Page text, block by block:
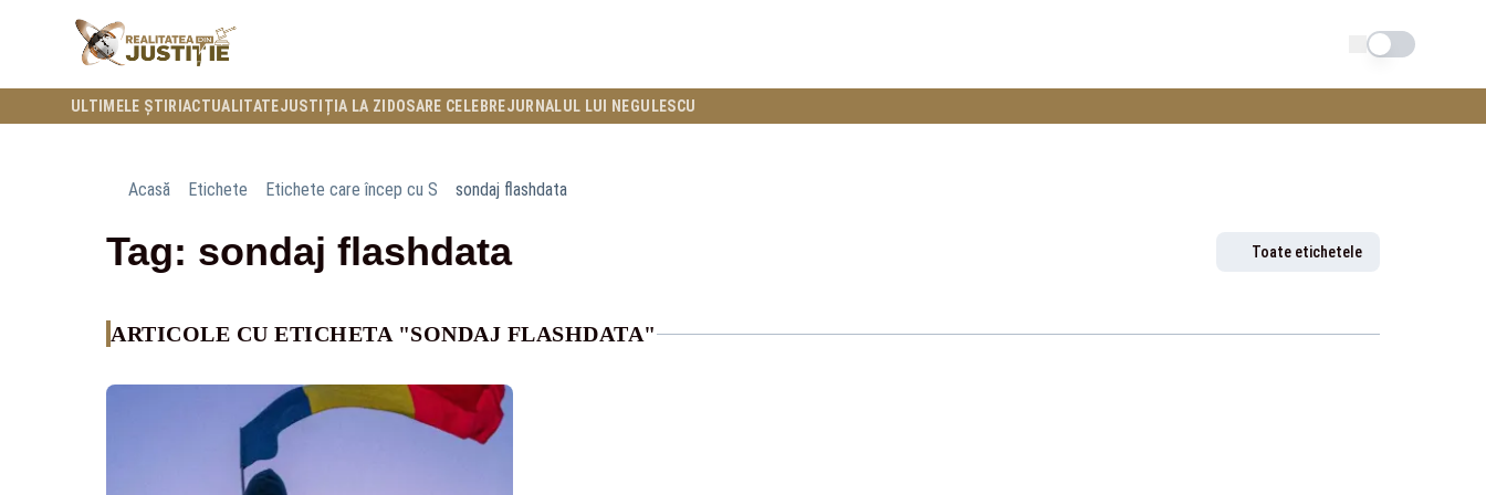
Schimba tema
ULTIMELE ȘTIRI ACTUALITATEJUSTIȚIA LA ZI DOSARE CELEBREJURNALUL LUI NEGULESCU
Acasă Etichete Etichete care încep cu S sondaj flashdata
Tag: sondaj flashdata Toate etichetele
ARTICOLE CU ETICHETA "SONDAJ FLASHDATA"